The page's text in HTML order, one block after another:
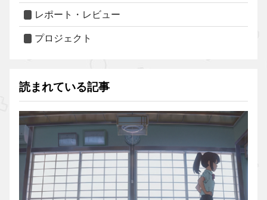
レポート・レビュー
プロジェクト
読まれている記事